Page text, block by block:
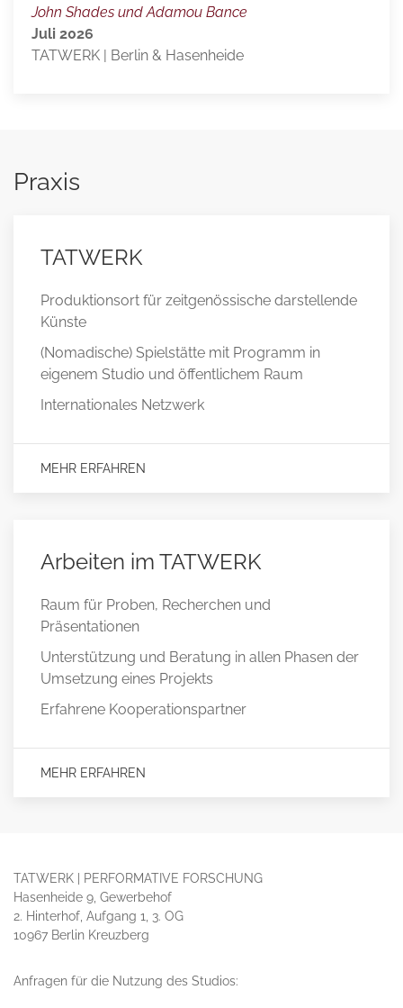
John Shades und Adamou Bance
Juli 2026
TATWERK | Berlin & Hasenheide
Praxis
TATWERK
Produktionsort für zeitgenössische darstellende
Künste
(Nomadische) Spielstätte mit Programm in
eigenem Studio und öffentlichem Raum
Internationales Netzwerk
MEHR ERFAHREN
Arbeiten im TATWERK
Raum für Proben, Recherchen und
Präsentationen
Unterstützung und Beratung in allen Phasen der
Umsetzung eines Projekts
Erfahrene Kooperationspartner
MEHR ERFAHREN
TATWERK | PERFORMATIVE FORSCHUNG
Hasenheide 9, Gewerbehof
2. Hinterhof, Aufgang 1, 3. OG
10967 Berlin Kreuzberg
Anfragen für die Nutzung des Studios: